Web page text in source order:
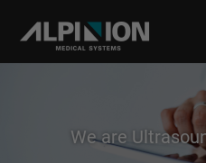
關於安倍影
產品介紹
We are